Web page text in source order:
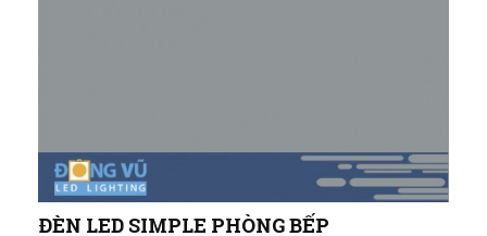
ĐÈN LED SIMPLE PHÒNG BẾP